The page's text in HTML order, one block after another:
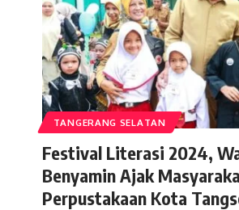
TANGERANG SELATAN
Festival Literasi 2024,
Benyamin Ajak
Perpustakaan Kota